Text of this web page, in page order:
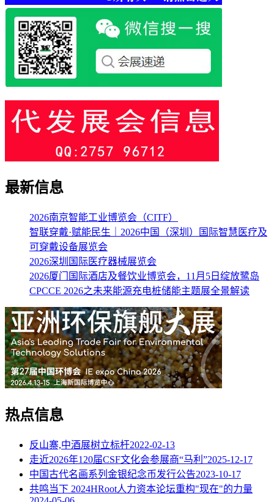
最新信息
2026南京智能工业博览会（CITF）
智联穿戴·赋能民生｜2026中国（深圳）国际智慧医疗及
可穿戴设备展览会
2026深圳国际医疗器械展览会
2026厦门国际酒店及餐饮业博览会，11月5日绽放鹭岛
CPCCE 2026之未来能源充电桩储能主题展全景解读
热点信息
反山寨,中酒展树立标杆2022-02-13
走近2026年120届CSF文化会参展商“马利”2025-12-17
中国古代名画系列金银纪念币发行公告2023-10-17
共鸣当下 2024HRoot人力资本论坛重构"现在"的力量